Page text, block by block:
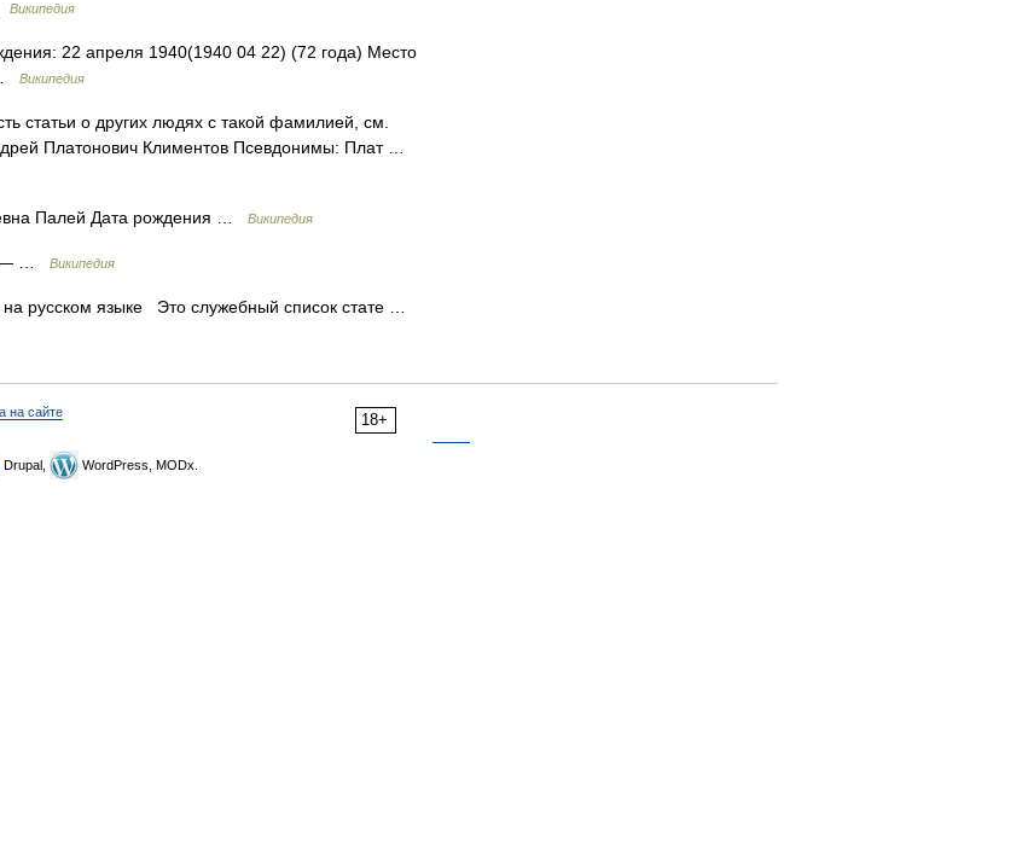
Википедия
22 апреля 1940(1940 04 22) (72 года) Место
Википедия
статьи о других людях с такой фамилией, см.
Платонович Климентов Псевдонимы: Плат …
Палей Дата рождения … Википедия
… Википедия
русском языке Это служебный список стате …
18+
на сайте
Drupal, WordPress, MODx.